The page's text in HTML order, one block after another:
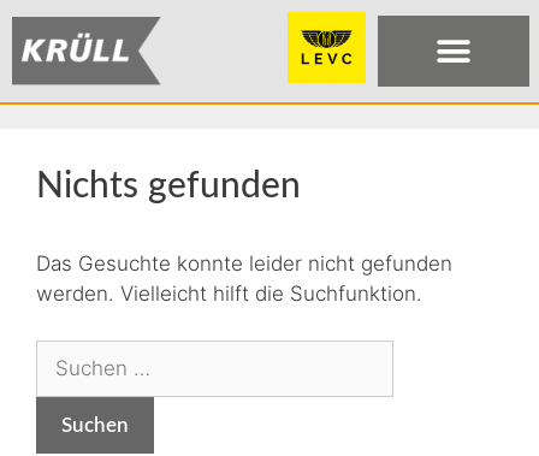
Nichts gefunden
Das Gesuchte konnte leider nicht gefunden
werden. Vielleicht hilft die Suchfunktion.